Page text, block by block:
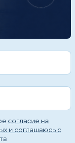
согласие на
и соглашаюсь с